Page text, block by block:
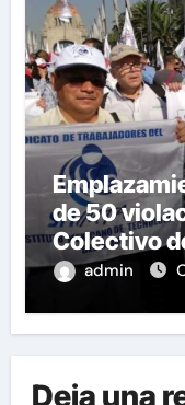
de 50
Colectivo
admin
Deja una